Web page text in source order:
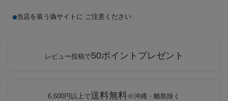
当店を装う偽サイトに ご注意ください
レビュー投稿で50ポイントプレゼント
6,600円以上で送料無料※沖縄・離島除く